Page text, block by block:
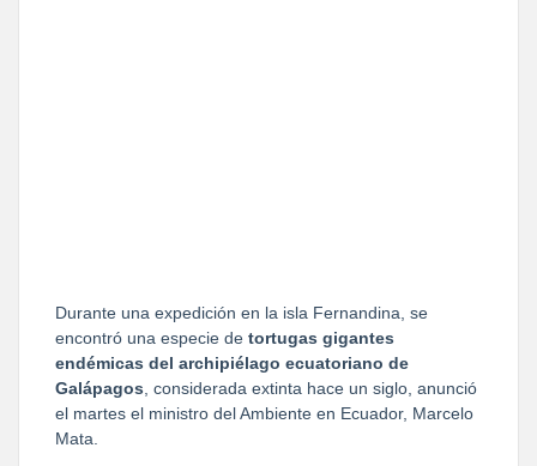
Durante una expedición en la isla Fernandina, se
encontró una especie de tortugas gigantes
endémicas del archipiélago ecuatoriano de
Galápagos , considerada extinta hace un siglo, anunció
el martes el ministro del Ambiente en Ecuador, Marcelo
Mata.